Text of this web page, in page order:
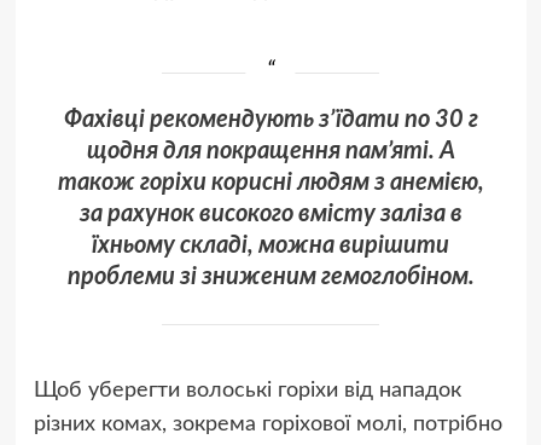
Фахівці рекомендують з’їдати по 30 г
щодня для покращення пам’яті. А
також горіхи корисні людям з анемією,
за рахунок високого вмісту заліза в
їхньому складі, можна вирішити
проблеми зі зниженим гемоглобіном.
Щоб уберегти волоські горіхи від нападок
різних комах, зокрема горіхової молі, потрібно